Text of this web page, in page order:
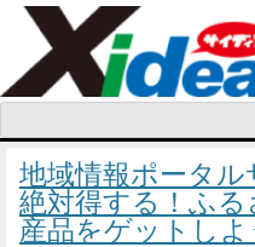
地域情報ポータ
絶対得する！ふ
産品をゲットしよ